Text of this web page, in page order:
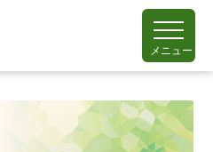
メニュー